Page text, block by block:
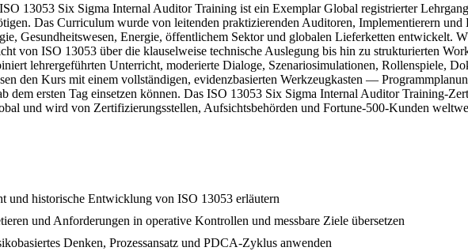
13053 Six Sigma Internal Auditor Training ist ein Exemplar Global registrierter
Das Curriculum wurde von leitenden praktizierenden Auditoren, Implementierern
Gesundheitswesen, Energie, öffentlichem Sektor und globalen Lieferketten entwickelt.
von ISO 13053 über die klauselweise technische Auslegung bis hin zu strukturierten
lehrergeführten Unterricht, moderierte Dialoge, Szenariosimulationen, Rollenspiele,
den Kurs mit einem vollständigen, evidenzbasierten Werkzeugkasten —
dem ersten Tag einsetzen können. Das ISO 13053 Six Sigma Internal Auditor Training-
und wird von Zertifizierungsstellen, Aufsichtsbehörden und Fortune-500-Kunden
und historische Entwicklung von ISO 13053 erläutern
und Anforderungen in operative Kontrollen und messbare Ziele übersetzen
Denken, Prozessansatz und PDCA-Zyklus anwenden